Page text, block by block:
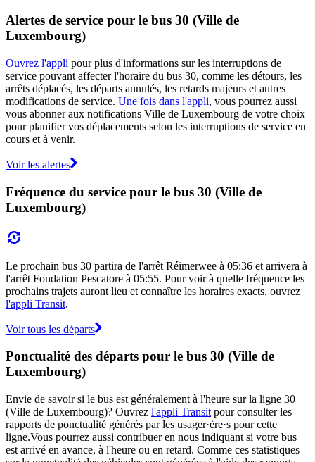
Alertes de service pour le bus 30 (Ville de
Luxembourg)
Ouvrez l'appli pour plus d'informations sur les interruptions de
service pouvant affecter l'horaire du bus 30, comme les détours, les
arrêts déplacés, les départs annulés, les retards majeurs et autres
modifications de service. Une fois dans l'appli, vous pourrez aussi
vous abonner aux notifications Ville de Luxembourg de votre choix
pour planifier vos déplacements selon les interruptions de service en
cours et à venir.
Voir les alertes
Fréquence du service pour le bus 30 (Ville de
Luxembourg)
Le prochain bus 30 partira de l'arrêt Réimerwee à 05:36 et arrivera à
l'arrêt Fondation Pescatore à 05:55. Pour voir à quelle fréquence les
prochains trajets auront lieu et connaître les horaires exacts, ouvrez
l'appli Transit.
Voir tous les départs
Ponctualité des départs pour le bus 30 (Ville de
Luxembourg)
Envie de savoir si le bus est généralement à l'heure sur la ligne 30
(Ville de Luxembourg)? Ouvrez l'appli Transit pour consulter les
rapports de ponctualité générés par les usager·ère·s pour cette
ligne.Vous pourrez aussi contribuer en nous indiquant si votre bus
est arrivé en avance, à l'heure ou en retard. Comme ces statistiques